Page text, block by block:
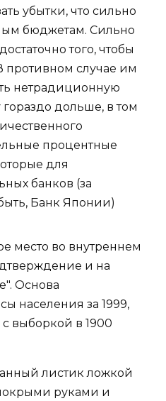
убытки, что сильно
бюджетам. Сильно
того, чтобы
противном случае им
нетрадиционную
дольше, в том
процентные
для
банков (за
Банк Японии)
место во внутреннем
и на
Основа
населения за 1999,
выборкой в 1900
листик ложкой
руками и